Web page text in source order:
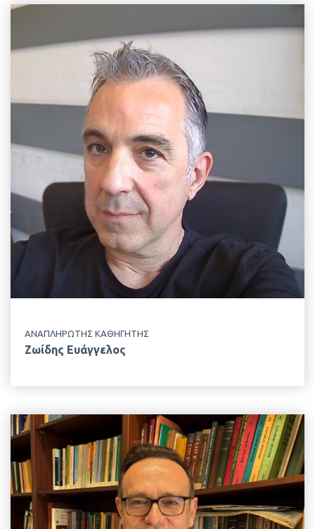
ΑΝΑΠΛΗΡΩΤΗΣ ΚΑΘΗΓΗΤΗΣ
Ζωίδης Ευάγγελος
+30 210 529 4415
ΤΟΠΟΘΕΣΙΑ
Κτίριο Δημακόπουλου, 1ος Όροφος
ΕΡΓΑΣΤΗΡΙΟ
Φυσιολογίας Θρέψεως & Διατροφής
apappas@aua.gr